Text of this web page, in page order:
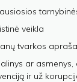
veikla
tvarkos
ar
ir už